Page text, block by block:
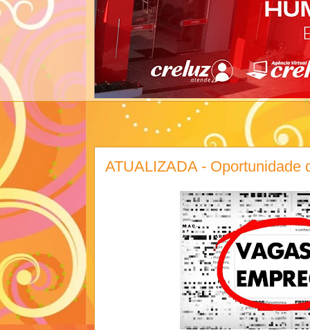
ATUALIZADA - Oportunidade